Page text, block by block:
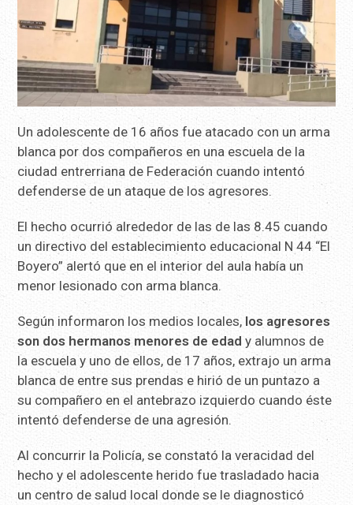
Un adolescente de 16 años fue atacado con un arma
blanca por dos compañeros en una escuela de la
ciudad entrerriana de Federación cuando intentó
defenderse de un ataque de los agresores.
El hecho ocurrió alrededor de las de las 8.45 cuando
un directivo del establecimiento educacional N 44 “El
Boyero” alertó que en el interior del aula había un
menor lesionado con arma blanca.
Según informaron los medios locales, los agresores
son dos hermanos menores de edad y alumnos de
la escuela y uno de ellos, de 17 años, extrajo un arma
blanca de entre sus prendas e hirió de un puntazo a
su compañero en el antebrazo izquierdo cuando éste
intentó defenderse de una agresión.
Al concurrir la Policía, se constató la veracidad del
hecho y el adolescente herido fue trasladado hacia
un centro de salud local donde se le diagnosticó